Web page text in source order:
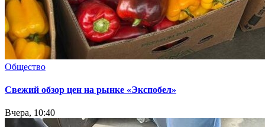
Общество
Свежий обзор цен на рынке «Экспобел»
Вчера, 10:40